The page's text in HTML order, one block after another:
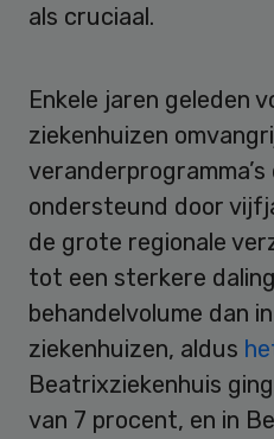
als cruciaal.
Enkele jaren geleden
ziekenhuizen
ondersteund door
de grote regionale
tot een sterkere
behandelvolume dan
ziekenhuizen, aldus
Beatrixziekenhuis
van 7 procent, en in